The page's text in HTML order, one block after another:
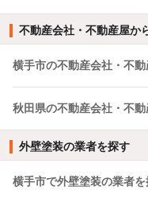
不動産会社・不動産屋か
横手市の不動産会社・不
秋田県の不動産会社・不
外壁塗装の業者を探す
横手市で外壁塗装の業者を